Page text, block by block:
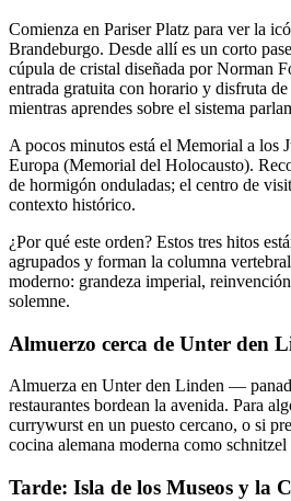
Comienza en Pariser Platz para ver la
Brandeburgo. Desde allí es un corto
cúpula de cristal diseñada por Norman
entrada gratuita con horario y disfruta
mientras aprendes sobre el sistema
A pocos minutos está el Memorial a los
Europa (Memorial del Holocausto).
de hormigón onduladas; el centro de
contexto histórico.
¿Por qué este orden? Estos tres hitos
agrupados y forman la columna
moderno: grandeza imperial,
solemne.
Almuerzo cerca de Unter den
Almuerza en Unter den Linden —
restaurantes bordean la avenida. Para
currywurst en un puesto cercano, o si
cocina alemana moderna como
Tarde: Isla de los Museos y la